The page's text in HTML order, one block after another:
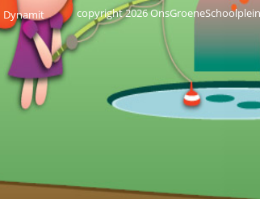
Dynamit copyright 2026